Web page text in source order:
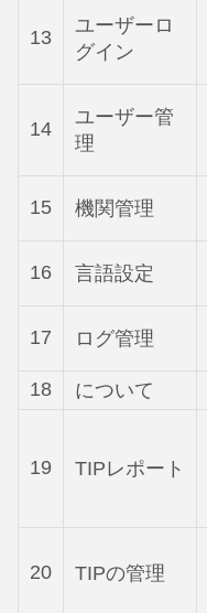
13
ユーザーロ
グイン
14
ユーザー管
理
15 機関管理
16 言語設定
17 ログ管理
18
について
19 TIPレポート
20 TIPの管理